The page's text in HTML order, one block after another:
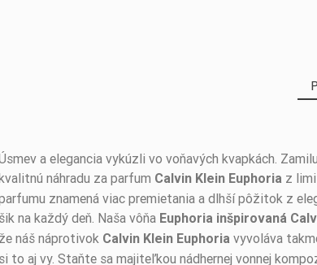
a elegancia vykúzli vo voňavých kvapkách.
náhradu za parfum Calvin Klein Euphoria z
znamená viac premietania a dlhší pôžitok z
šik na každý deň. Naša vôňa Euphoria inšpirovaná
že náš náprotivok Calvin Klein Euphoria vyvoláva
si to aj vy. Staňte sa majiteľkou nádhernej vonnej
BUĎTE PRVÝ, KTO NAPÍŠE RECENZIU!